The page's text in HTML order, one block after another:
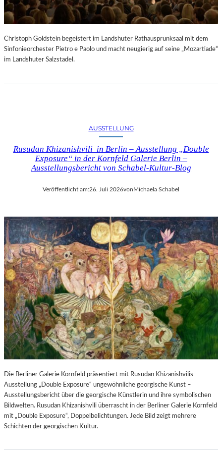
Christoph Goldstein begeistert im Landshuter Rathausprunksaal mit dem
Sinfonieorchester Pietro e Paolo und macht neugierig auf seine „Mozartiade“
im Landshuter Salzstadel.
AUSSTELLUNG
Rusudan Khizanishvili in Berlin – Ausstellung „Double
Exposure“ in der Kornfeld Galerie Berlin –
Ausstellungsbericht von Schabel-Kultur-Blog
Veröffentlicht am:26. Juli 2026von Michaela Schabel
Die Berliner Galerie Kornfeld präsentiert mit Rusudan Khizanishvilis
Ausstellung „Double Exposure“ ungewöhnliche georgische Kunst –
Ausstellungsbericht über die georgische Künstlerin und ihre symbolischen
Bildwelten. Rusudan Khizanishvili überrascht in der Berliner Galerie Kornfeld
mit „Double Exposure“, Doppelbelichtungen. Jede Bild zeigt mehrere
Schichten der georgischen Kultur.